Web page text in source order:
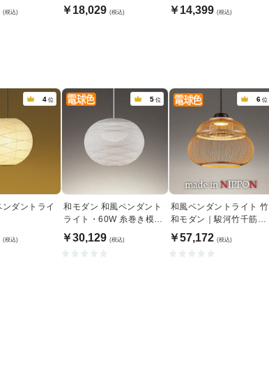
(税込) ￥18,029 (税込) ￥14,399 (税込)
4 位
ダントライ
(税込)
5 位
和モダン 和風ペンダント
ライト・60W 糸巻き模様
｜傾斜天井対応
￥30,129 (税込)
6 位
和風ペンダントライト 竹
和モダン｜駿河竹千筋細
工
￥57,172 (税込)